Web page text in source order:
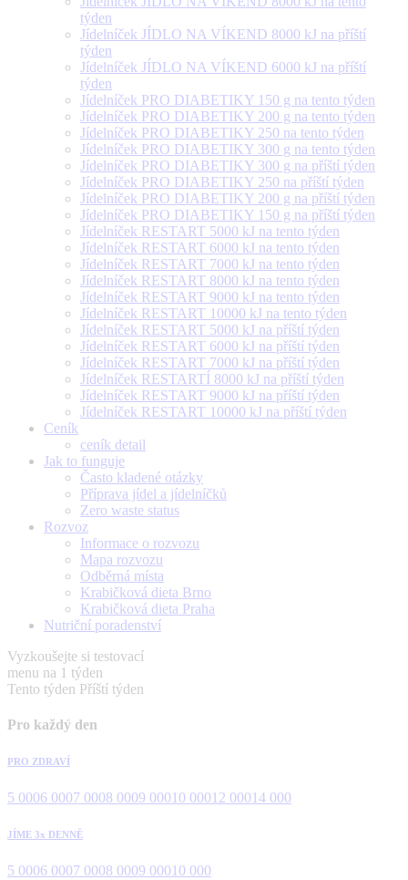
týden
Jídelníček JÍDLO NA VÍKEND 8000 kJ na příští
týden
Jídelníček JÍDLO NA VÍKEND 6000 kJ na příští
týden
Jídelníček PRO DIABETIKY 150 g na tento týden
Jídelníček PRO DIABETIKY 200 g na tento týden
Jídelníček PRO DIABETIKY 250 na tento týden
Jídelníček PRO DIABETIKY 300 g na tento týden
Jídelníček PRO DIABETIKY 300 g na příští týden
Jídelníček PRO DIABETIKY 250 na příští týden
Jídelníček PRO DIABETIKY 200 g na příští týden
Jídelníček PRO DIABETIKY 150 g na příští týden
Jídelníček RESTART 5000 kJ na tento týden
Jídelníček RESTART 6000 kJ na tento týden
Jídelníček RESTART 7000 kJ na tento týden
Jídelníček RESTART 8000 kJ na tento týden
Jídelníček RESTART 9000 kJ na tento týden
Jídelníček RESTART 10000 kJ na tento týden
Jídelníček RESTART 5000 kJ na příští týden
Jídelníček RESTART 6000 kJ na příští týden
Jídelníček RESTART 7000 kJ na příští týden
Jídelníček RESTARTÍ 8000 kJ na příští týden
Jídelníček RESTART 9000 kJ na příští týden
Jídelníček RESTART 10000 kJ na příští týden
Ceník
ceník detail
Jak to funguje
Často kladené otázky
Příprava jídel a jídelníčků
Zero waste status
Rozvoz
Informace o rozvozu
Mapa rozvozu
Odběrná místa
Krabičková dieta Brno
Krabičková dieta Praha
Nutriční poradenství
Vyzkoušejte si testovací
menu na 1 týden
Tento týden Příští týden
Pro každý den
PRO ZDRAVÍ
5 0006 0007 0008 0009 00010 00012 00014 000
JÍME 3x DENNĚ
5 0006 0007 0008 0009 00010 000